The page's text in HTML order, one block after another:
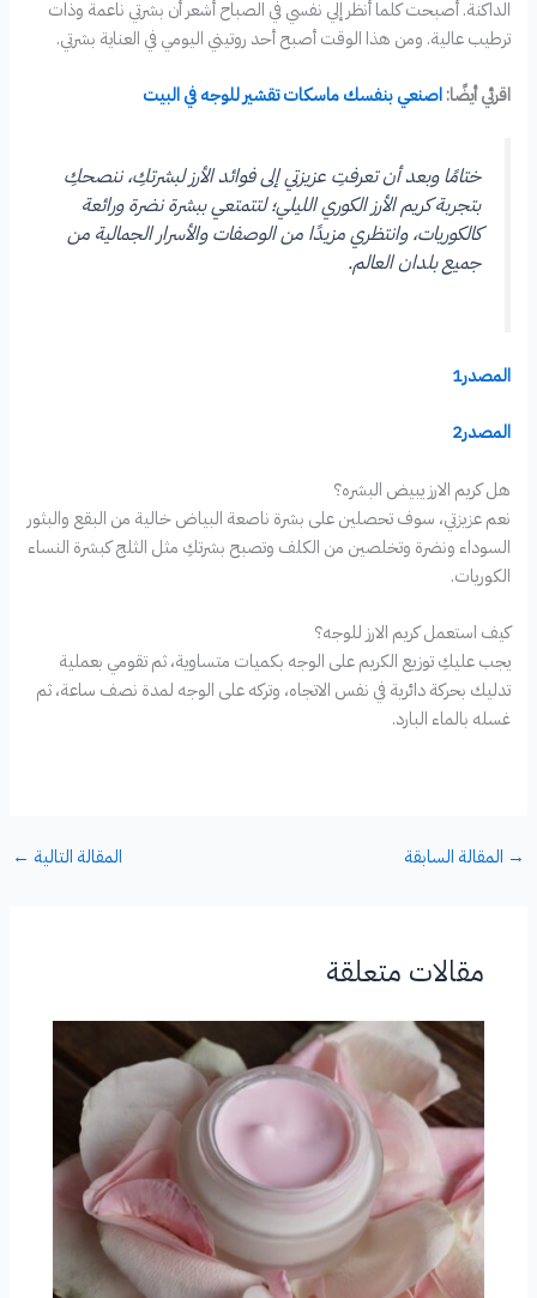
الداكنة. أصبحت كلما أنظر إلي نفسي في الصباح أشعر أن بشرتي ناعمة وذات
ترطيب عالية. ومن هذا الوقت أصبح أحد روتيني اليومي في العناية بشرتي.
اقرئي أيضًا:اصنعي بنفسك ماسكات تقشير للوجه في البيت
ختامًا وبعد أن تعرفتِ عزيزتي إلى فوائد الأرز لبشرتكِ، ننصحكِ
بتجربة كريم الأرز الكوري الليلي؛ لتتمتعي ببشرة نضرة ورائعة
كالكوريات، وانتظري مزيدًا من الوصفات والأسرار الجمالية من
جميع بلدان العالم.
المصدر1
المصدر2
هل كريم الارز يبيض البشره؟
نعم عزيزتي، سوف تحصلين على بشرة ناصعة البياض خالية من البقع والبثور
السوداء ونضرة وتخلصين من الكلف وتصبح بشرتكِ مثل الثلج كبشرة النساء
الكوريات.
كيف استعمل كريم الارز للوجه؟
يجب عليكِ توزيع الكريم على الوجه بكميات متساوية، ثم تقومي بعملية
تدليك بحركة دائرية في نفس الاتجاه، وتركه على الوجه لمدة نصف ساعة، ثم
غسله بالماء البارد.
→ المقالة السابقة المقالة التالية ←
مقالات متعلقة